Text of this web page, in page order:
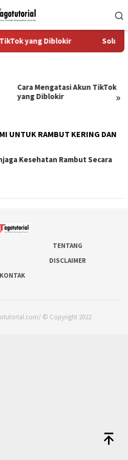
yang Diblokir Solusi
»
Cara Mengatasi Akun TikTok
yang Diblokir
UNTUK RAMBUT KERING DAN
Kesehatan Rambut Secara
TENTANG
DISCLAIMER
KONTAK
© Copyright 2022